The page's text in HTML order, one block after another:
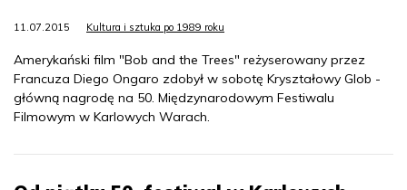
11.07.2015 Kultura i sztuka po 1989 roku
Amerykański film "Bob and the Trees" reżyserowany przez
Francuza Diego Ongaro zdobył w sobotę Kryształowy Glob -
główną nagrodę na 50. Międzynarodowym Festiwalu
Filmowym w Karlowych Warach.